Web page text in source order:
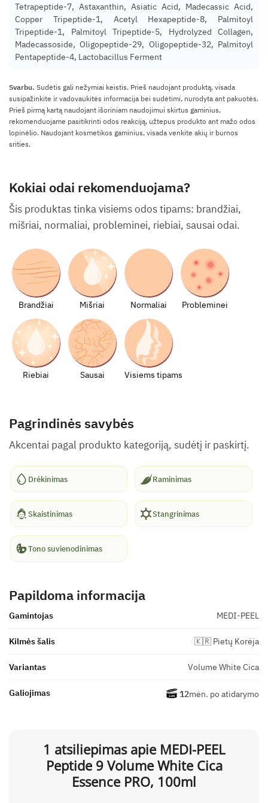
Tetrapeptide-7, Astaxanthin, Asiatic Acid, Madecassic Acid,
Copper Tripeptide-1, Acetyl Hexapeptide-8, Palmitoyl
Tripeptide-1, Palmitoyl Tripeptide-5, Hydrolyzed Collagen,
Madecassoside, Oligopeptide-29, Oligopeptide-32, Palmitoyl
Pentapeptide-4, Lactobacillus Ferment
Svarbu. Sudėtis gali nežymiai keistis. Prieš naudojant produktą, visada
susipažinkite ir vadovaukitės informacija bei sudėtimi, nurodyta ant pakuotės.
Prieš pirmą kartą naudojant išoriniam naudojimui skirtus gaminius,
rekomenduojame pasitikrinti odos reakciją, užtepus produkto ant mažo odos
lopinėlio. Naudojant kosmetikos gaminius, visada venkite akių ir burnos
srities.
Kokiai odai rekomenduojama?
Šis produktas tinka visiems odos tipams: brandžiai,
mišriai, normaliai, probleminei, riebiai, sausai odai.
Brandžiai Mišriai Normaliai Probleminei
Riebiai Sausai Visiems tipams
Pagrindinės savybės
Akcentai pagal produkto kategoriją, sudėtį ir paskirtį.
Drėkinimas Raminimas
Skaistinimas Stangrinimas
Tono suvienodinimas
Papildoma informacija
Gamintojas MEDI-PEEL
Kilmės šalis 🇰🇷 Pietų Korėja
Variantas Volume White Cica
Galiojimas 12mėn. po atidarymo
1 atsiliepimas apie MEDI-PEEL
Peptide 9 Volume White Cica
Essence PRO, 100ml